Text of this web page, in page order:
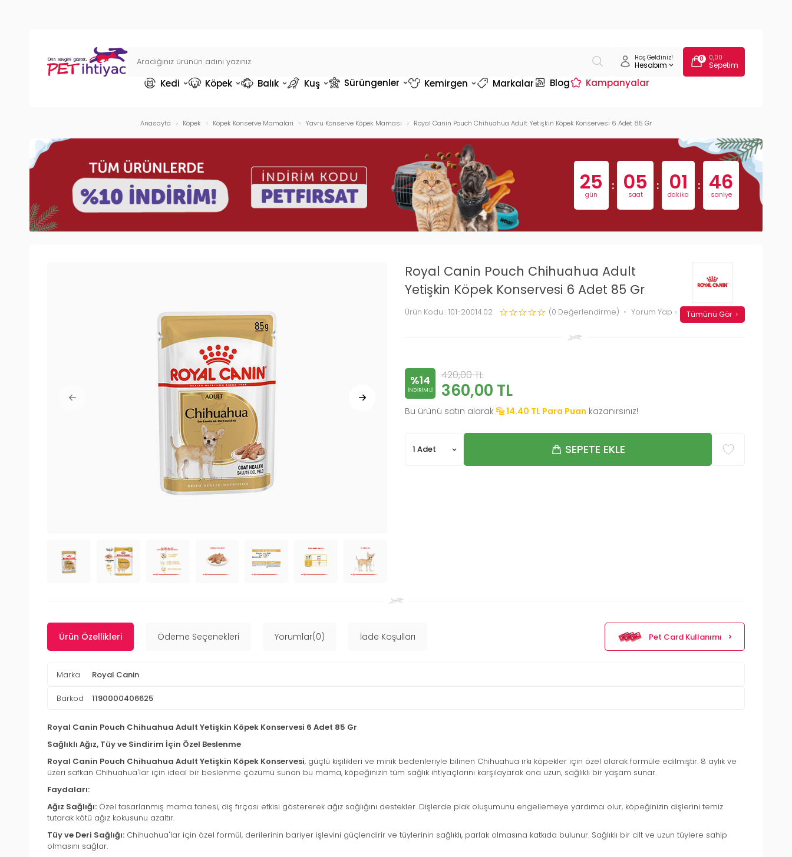
Hoş Geldiniz!
Hesabım
0 0,00
Sepetim
Kedi Köpek Balık Kuş Sürüngenler Kemirgen Markalar Blog Kampanyalar
Anasayfa Köpek Köpek Konserve Mamaları Yavru Konserve Köpek Maması Royal Canin Pouch Chihuahua Adult Yetişkin Köpek Konservesi 6 Adet 85 Gr
25
gün
: 05
saat
: 01
dakika
: 45
saniye
Royal Canin Pouch Chihuahua Adult
Yetişkin Köpek Konservesi 6 Adet 85 Gr
Ürün Kodu : 101-20014.02 (0 Değerlendirme) Yorum Yap Tümünü Gör
%14
INDIRIMLI
420,00TL
360,00 TL
Bu ürünü satın alarak 14.40 TL Para Puan kazanırsınız!
SEPETE EKLE
Ürün Özellikleri Ödeme Seçenekleri Yorumlar(0) İade Koşulları Pet Card Kullanımı
Marka Royal Canin
Barkod 1190000406625
Royal Canin Pouch Chihuahua Adult Yetişkin Köpek Konservesi 6 Adet 85 Gr
Sağlıklı Ağız, Tüy ve Sindirim İçin Özel Beslenme
Royal Canin Pouch Chihuahua Adult Yetişkin Köpek Konservesi, güçlü kişilikleri ve minik bedenleriyle bilinen Chihuahua ırkı köpekler için özel olarak formüle edilmiştir. 8 aylık ve
üzeri safkan Chihuahua'lar için ideal bir beslenme çözümü sunan bu mama, köpeğinizin tüm sağlık ihtiyaçlarını karşılayarak ona uzun, sağlıklı bir yaşam sunar.
Faydaları:
Ağız Sağlığı: Özel tasarlanmış mama tanesi, diş fırçası etkisi göstererek ağız sağlığını destekler. Dişlerde plak oluşumunu engellemeye yardımcı olur, köpeğinizin dişlerini temiz
tutarak kötü ağız kokusunu azaltır.
Tüy ve Deri Sağlığı: Chihuahua'lar için özel formül, derilerinin bariyer işlevini güçlendirir ve tüylerinin sağlıklı, parlak olmasına katkıda bulunur. Sağlıklı bir cilt ve uzun tüylere sahip
olmasını sağlar.